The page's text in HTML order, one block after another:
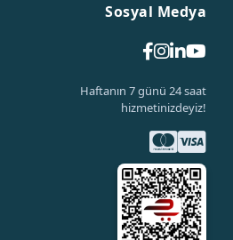
Sosyal Medya
Haftanın 7 günü 24 saat
hizmetinizdeyiz!